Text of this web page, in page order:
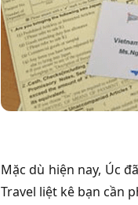
Mặc dù hiện nay, Úc
Travel liệt kê bạn cần